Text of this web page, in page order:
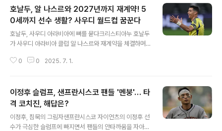
호날두, 알 나스르와 2027년까지 재계약! 5
0세까지 선수 생활? 사우디 월드컵 꿈꾼다
호날두, 사우디 아라비아에 뼈를 묻다크리스티아누 호날두
가 사우디 아라비아 클럽 알 나스르와 재계약을 체결하며,
단 공식 홈페이지를 통해 호날두와의 계약 연장을 발표하
디 축구 발전에 기여할 것임을 시사한다. 호날두는 2022
년 12월 알 나스르로 이적한 이후, 놀라운 활약을 펼치며
팀의 핵심 선수로 자리매김했다. 2034년 월드컵까지 바라
본다호날두는 재계약 발표와 함께 자신의 유튜브 채널을
0 0 2025. 7. 1.
이정후 슬럼프, 샌프란시스코 팬들 '멘붕'… 타
격 코치진, 해답은?
이정후, 침묵의 그림자샌프란시스코 자이언츠의 이정후 선
수가 극심한 슬럼프에 빠지면서 팬들의 안타까움을 자아내